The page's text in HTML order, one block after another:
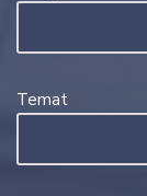
Temat